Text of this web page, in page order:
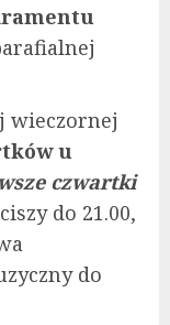
wieczornej
u
czwartki
do 21.00,
do